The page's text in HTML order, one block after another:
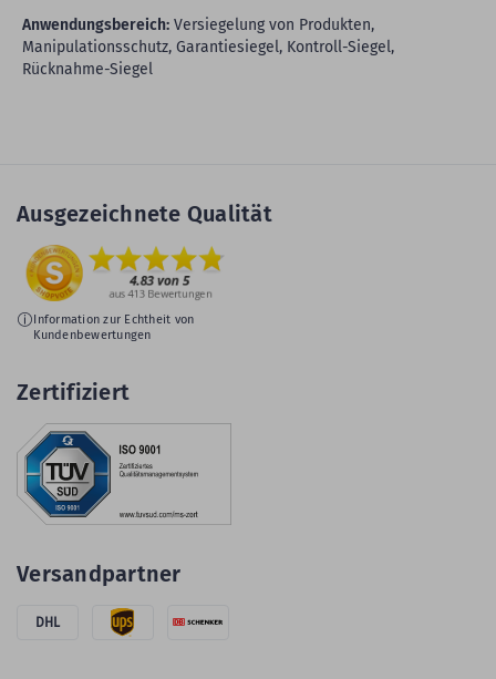
Anwendungsbereich: Versiegelung von Produkten,
Manipulationsschutz, Garantiesiegel, Kontroll-Siegel,
Rücknahme-Siegel
Ausgezeichnete Qualität
Information zur Echtheit von
Kundenbewertungen
Zertifiziert
Versandpartner
DHL